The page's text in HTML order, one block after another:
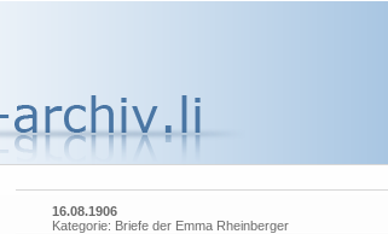
16.08.1906
Kategorie: Briefe der Emma Rheinberger